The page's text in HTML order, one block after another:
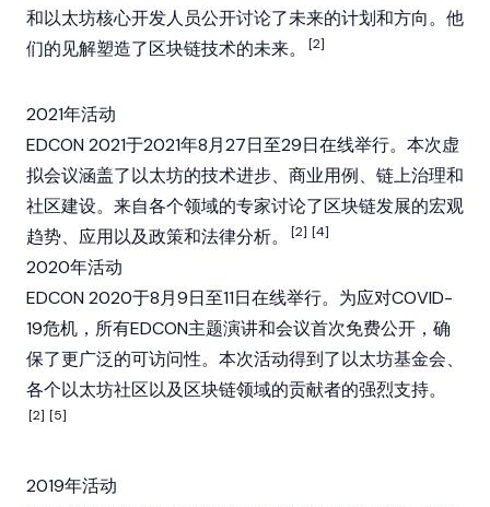
和以太坊核心开发人员公开讨论了未来的计划和方向。他
们的见解塑造了区块链技术的未来。
[2]
2021年活动
EDCON 2021于2021年8月27日至29日在线举行。本次虚
拟会议涵盖了以太坊的技术进步、商业用例、链上治理和
社区建设。来自各个领域的专家讨论了区块链发展的宏观
趋势、应用以及政策和法律分析。
[2] [4]
2020年活动
EDCON 2020于8月9日至11日在线举行。为应对COVID-
19危机，所有EDCON主题演讲和会议首次免费公开，确
保了更广泛的可访问性。本次活动得到了以太坊基金会、
各个以太坊社区以及区块链领域的贡献者的强烈支持。
[2] [5]
2019年活动